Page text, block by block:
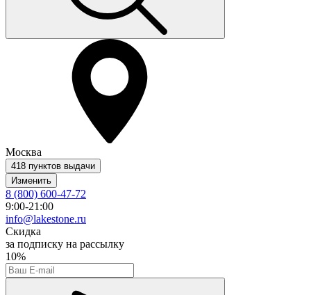
Москва
418 пунктов выдачи
Изменить
8 (800) 600-47-72
9:00-21:00
info@lakestone.ru
Скидка
за подписку на рассылку
10%